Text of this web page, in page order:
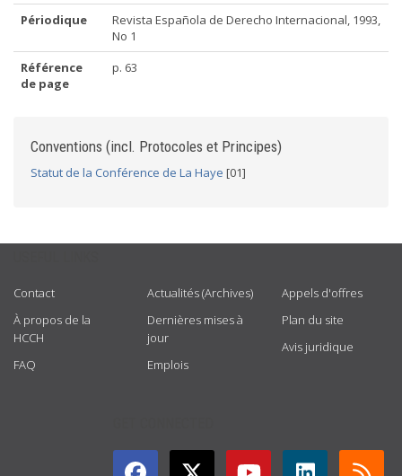
Périodique
Revista Española de Derecho Internacional, 1993,
No 1
Référence
de page
p. 63
Conventions (incl. Protocoles et Principes)
Statut de la Conférence de La Haye [01]
Contact
À propos de la
HCCH
FAQ
Actualités (Archives)
Dernières mises à
jour
Emplois
Appels d'offres
Plan du site
Avis juridique